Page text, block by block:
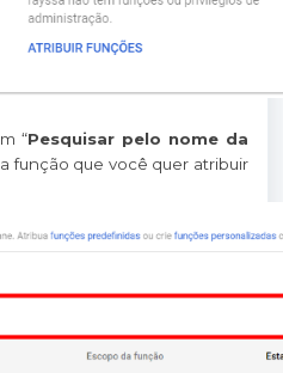
“Pesquisar pelo nome da
função que você quer atribuir